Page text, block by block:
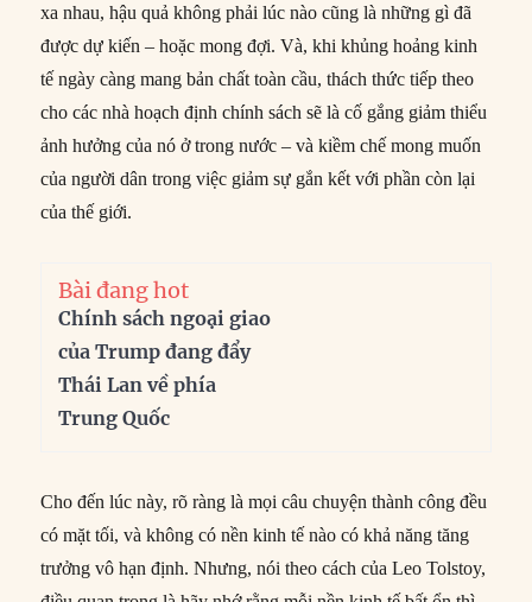
xa nhau, hậu quả không phải lúc nào cũng là những gì đã
được dự kiến – hoặc mong đợi. Và, khi khủng hoảng kinh
tế ngày càng mang bản chất toàn cầu, thách thức tiếp theo
cho các nhà hoạch định chính sách sẽ là cố gắng giảm thiểu
ảnh hưởng của nó ở trong nước – và kiềm chế mong muốn
của người dân trong việc giảm sự gắn kết với phần còn lại
của thế giới.
Bài đang hot
Chính sách ngoại giao
của Trump đang đẩy
Thái Lan về phía
Trung Quốc
Cho đến lúc này, rõ ràng là mọi câu chuyện thành công đều
có mặt tối, và không có nền kinh tế nào có khả năng tăng
trưởng vô hạn định. Nhưng, nói theo cách của Leo Tolstoy,